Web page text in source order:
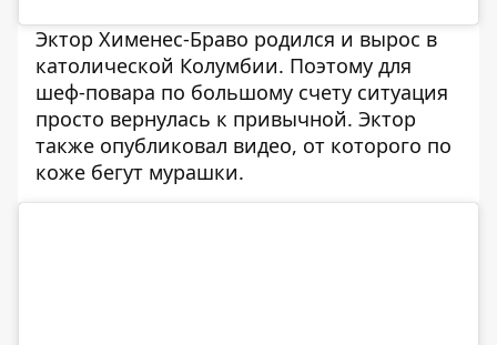
Эктор Хименес-Браво родился и вырос в
католической Колумбии. Поэтому для
шеф-повара по большому счету ситуация
просто вернулась к привычной. Эктор
также опубликовал видео, от которого по
коже бегут мурашки.